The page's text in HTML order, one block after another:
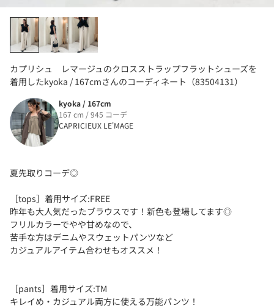
カプリシュ レマージュのクロスストラップフラットシューズを
着用したkyoka / 167cmさんのコーディネート（83504131）
kyoka / 167cm
167 cm / 945 コーデ
CAPRICIEUX LE'MAGE
夏先取りコーデ◎
［tops］着用サイズ:FREE
昨年も大人気だったブラウスです！新色も登場してます◎
フリルカラーでやや甘めなので、
苦手な方はデニムやスウェットパンツなど
カジュアルアイテム合わせもオススメ！
［pants］着用サイズ:TM
キレイめ・カジュアル両方に使える万能パンツ！